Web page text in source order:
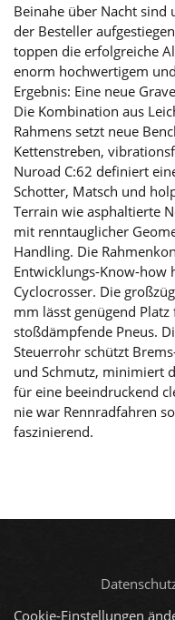
Beinahe über Nacht sind
der Besteller
toppen die erfolgreiche
enorm hochwertigem
Ergebnis: Eine neue
Die Kombination aus
Rahmens setzt neue
Kettenstreben,
Nuroad C:62 definiert
Schotter, Matsch und
Terrain wie asphaltierte
mit renntauglicher
Handling. Die
Entwicklungs-Know-how
Cyclocrosser. Die
mm lässt genügend
stoßdämpfende Pneus.
Steuerrohr schützt
und Schmutz, minimiert
für eine beeindruckend
nie war Rennradfahren
faszinierend.
Cookie-Einstellungen